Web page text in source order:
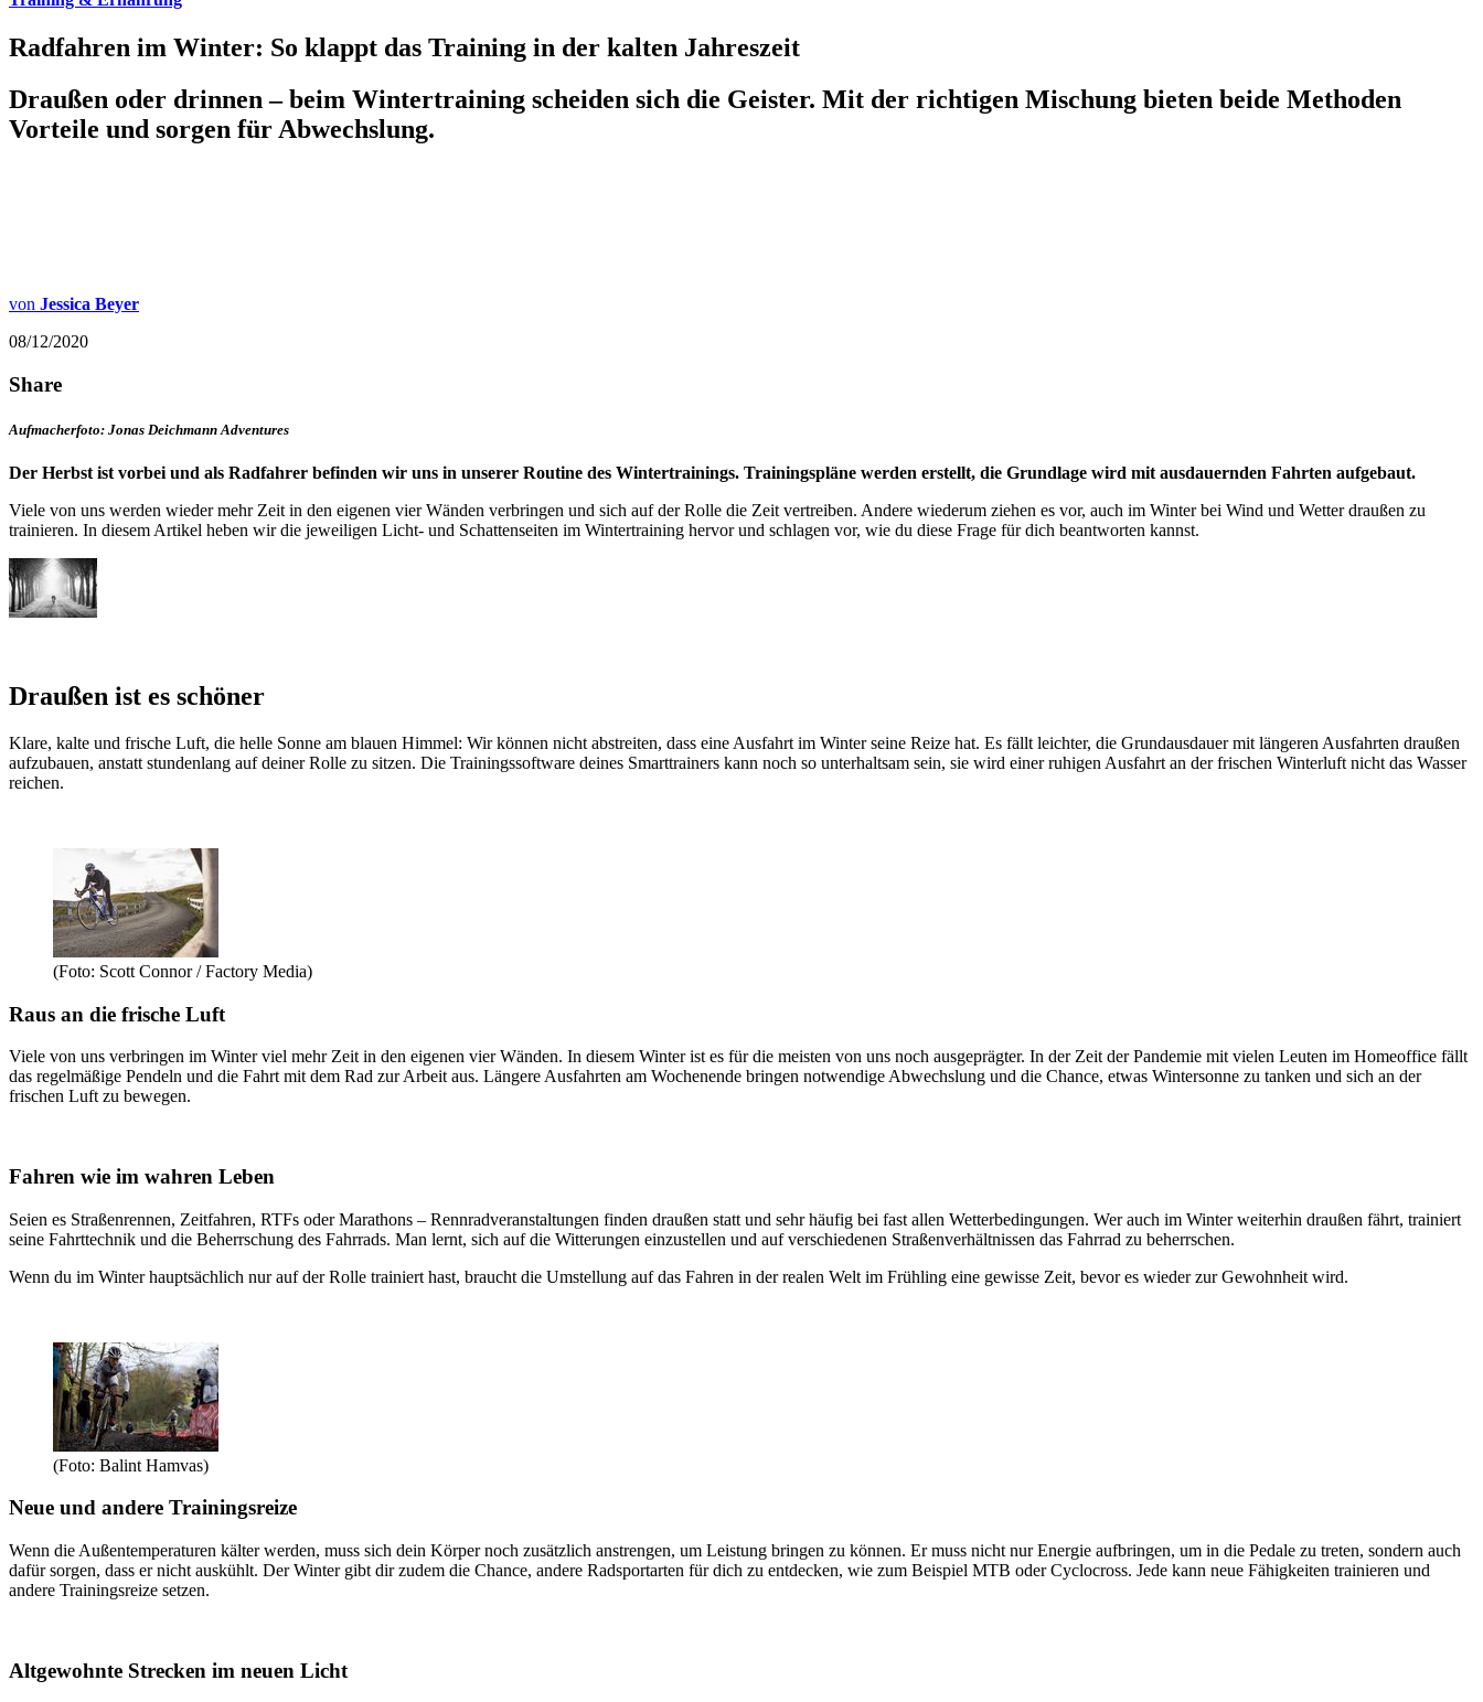
Radfahren im Winter: So klappt das Training in der kalten Jahreszeit
Draußen oder drinnen – beim Wintertraining scheiden sich die Geister. Mit der richtigen Mischung bieten beide Methoden
Vorteile und sorgen für Abwechslung.
von Jessica Beyer
08/12/2020
Share
Aufmacherfoto: Jonas Deichmann Adventures
Der Herbst ist vorbei und als Radfahrer befinden wir uns in unserer Routine des Wintertrainings. Trainingspläne werden erstellt, die Grundlage wird mit ausdauernden Fahrten aufgebaut.
Viele von uns werden wieder mehr Zeit in den eigenen vier Wänden verbringen und sich auf der Rolle die Zeit vertreiben. Andere wiederum ziehen es vor, auch im Winter bei Wind und Wetter draußen zu
trainieren. In diesem Artikel heben wir die jeweiligen Licht- und Schattenseiten im Wintertraining hervor und schlagen vor, wie du diese Frage für dich beantworten kannst.
Draußen ist es schöner
Klare, kalte und frische Luft, die helle Sonne am blauen Himmel: Wir können nicht abstreiten, dass eine Ausfahrt im Winter seine Reize hat. Es fällt leichter, die Grundausdauer mit längeren Ausfahrten draußen
aufzubauen, anstatt stundenlang auf deiner Rolle zu sitzen. Die Trainingssoftware deines Smarttrainers kann noch so unterhaltsam sein, sie wird einer ruhigen Ausfahrt an der frischen Winterluft nicht das Wasser
reichen.
(Foto: Scott Connor / Factory Media)
Raus an die frische Luft
Viele von uns verbringen im Winter viel mehr Zeit in den eigenen vier Wänden. In diesem Winter ist es für die meisten von uns noch ausgeprägter. In der Zeit der Pandemie mit vielen Leuten im Homeoffice fällt
das regelmäßige Pendeln und die Fahrt mit dem Rad zur Arbeit aus. Längere Ausfahrten am Wochenende bringen notwendige Abwechslung und die Chance, etwas Wintersonne zu tanken und sich an der
frischen Luft zu bewegen.
Fahren wie im wahren Leben
Seien es Straßenrennen, Zeitfahren, RTFs oder Marathons – Rennradveranstaltungen finden draußen statt und sehr häufig bei fast allen Wetterbedingungen. Wer auch im Winter weiterhin draußen fährt, trainiert
seine Fahrttechnik und die Beherrschung des Fahrrads. Man lernt, sich auf die Witterungen einzustellen und auf verschiedenen Straßenverhältnissen das Fahrrad zu beherrschen.
Wenn du im Winter hauptsächlich nur auf der Rolle trainiert hast, braucht die Umstellung auf das Fahren in der realen Welt im Frühling eine gewisse Zeit, bevor es wieder zur Gewohnheit wird.​
(Foto: Balint Hamvas)
Neue und andere Trainingsreize
Wenn die Außentemperaturen kälter werden, muss sich dein Körper noch zusätzlich anstrengen, um Leistung bringen zu können. Er muss nicht nur Energie aufbringen, um in die Pedale zu treten, sondern auch
dafür sorgen, dass er nicht auskühlt. Der Winter gibt dir zudem die Chance, andere Radsportarten für dich zu entdecken, wie zum Beispiel MTB oder Cyclocross. Jede kann neue Fähigkeiten trainieren und
andere Trainingsreize setzen.
Altgewohnte Strecken im neuen Licht